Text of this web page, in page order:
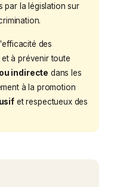
par la législation sur
des
et à prévenir toute
indirecte dans les
à la promotion
et respectueux des